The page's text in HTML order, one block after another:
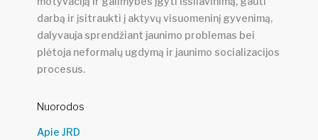
darbą ir įsitraukti į aktyvų visuomeninį gyvenimą,
dalyvauja sprendžiant jaunimo problemas bei
plėtoja neformalų ugdymą ir jaunimo socializacijos
procesus.
Nuorodos
Apie JRD